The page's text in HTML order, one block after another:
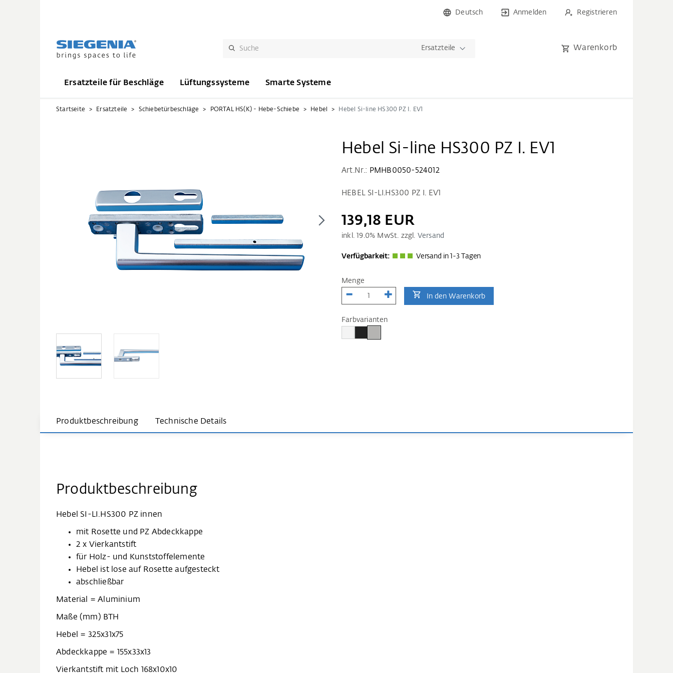
Deutsch Anmelden Registrieren
Ersatzteile Warenkorb
Ersatzteile für Beschläge Lüftungssysteme Smarte Systeme
Startseite Ersatzteile Schiebetürbeschläge PORTAL HS(K) - Hebe-Schiebe Hebel Hebel Si-line HS300 PZ I. EV1
Hebel Si-line HS300 PZ I. EV1
Art.Nr.: PMHB0050-524012
HEBEL SI-LI.HS300 PZ I. EV1
139,18 EUR
inkl. 19.0% MwSt. zzgl. Versand
Verfügbarkeit: Versand in 1-3 Tagen
Menge
In den Warenkorb
Farbvarianten
Produktbeschreibung Technische Details
Produktbeschreibung
Hebel SI-LI.HS300 PZ innen
mit Rosette und PZ Abdeckkappe
2 x Vierkantstift
für Holz- und Kunststoffelemente
Hebel ist lose auf Rosette aufgesteckt
abschließbar
Material = Aluminium
Maße (mm) BTH
Hebel = 325x31x75
Abdeckkappe = 155x33x13
Vierkantstift mit Loch 168x10x10